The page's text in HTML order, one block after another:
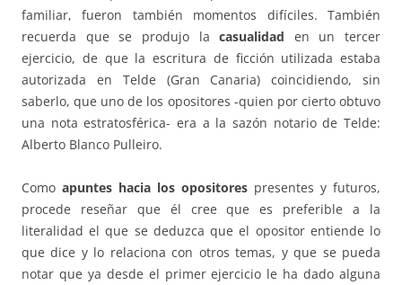
familiar, fueron también momentos difíciles. También
recuerda que se produjo lacasualidad en un tercer
ejercicio, de que la escritura de ficción utilizada estaba
autorizada en Telde (Gran Canaria) coincidiendo, sin
saberlo, que uno de los opositores -quien por cierto obtuvo
una nota estratosférica- era a la sazón notario de Telde:
Alberto Blanco Pulleiro.
Como apuntes hacia los opositores presentes y futuros,
procede reseñar que él cree que es preferible a la
literalidad el que se deduzca que el opositor entiende lo
que dice y lo relaciona con otros temas, y que se pueda
notar que ya desde el primer ejercicio le ha dado alguna